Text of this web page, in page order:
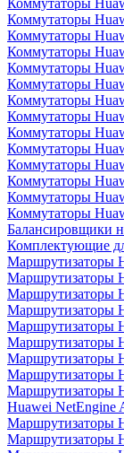
Коммутаторы
Коммутаторы
Коммутаторы
Коммутаторы
Коммутаторы
Коммутаторы
Коммутаторы
Коммутаторы
Коммутаторы
Коммутаторы
Коммутаторы
Коммутаторы
Коммутаторы
Коммутаторы
Балансировщики
Комплектующие
Маршрутизаторы
Маршрутизаторы
Маршрутизаторы
Маршрутизаторы
Маршрутизаторы
Маршрутизаторы
Маршрутизаторы
Маршрутизаторы
Маршрутизаторы
Huawei NetEngine
Маршрутизаторы
Маршрутизаторы